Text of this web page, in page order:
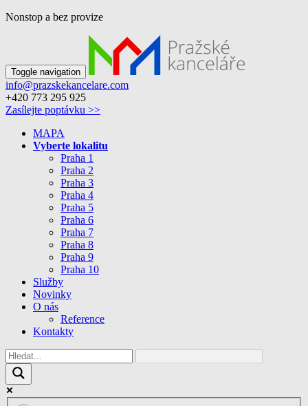
Nonstop a bez provize
Toggle navigation
info@prazskekancelare.com
+420 773 295 925
Zasílejte poptávku >>
MAPA
Vyberte lokalitu
Praha 1
Praha 2
Praha 3
Praha 4
Praha 5
Praha 6
Praha 7
Praha 8
Praha 9
Praha 10
Služby
Novinky
O nás
Reference
Kontakty